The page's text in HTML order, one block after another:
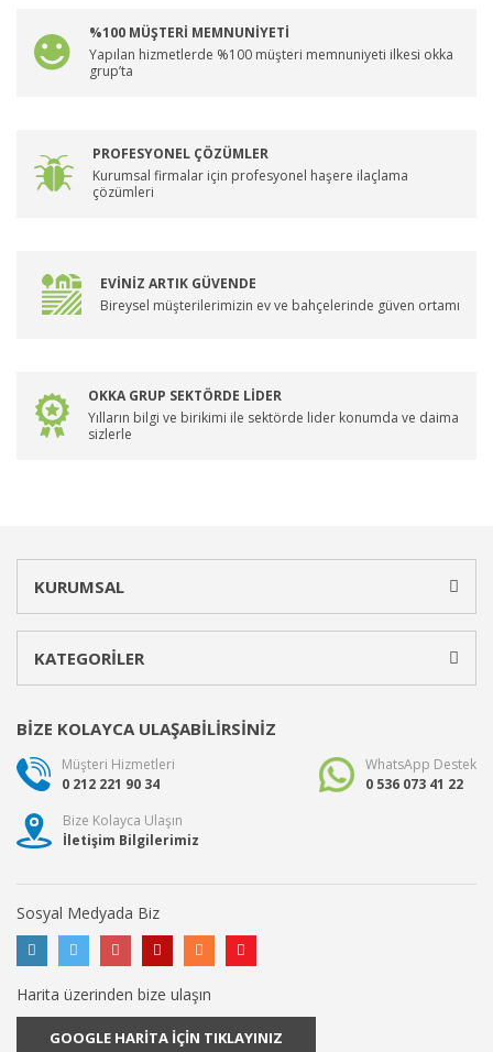
%100 MÜŞTERİ MEMNUNİYETİ
Yapılan hizmetlerde %100 müşteri memnuniyeti ilkesi okka
grup’ta
PROFESYONEL ÇÖZÜMLER
Kurumsal firmalar için profesyonel haşere ilaçlama
çözümleri
EVİNİZ ARTIK GÜVENDE
Bireysel müşterilerimizin ev ve bahçelerinde güven ortamı
OKKA GRUP SEKTÖRDE LİDER
Yılların bilgi ve birikimi ile sektörde lider konumda ve daima
sizlerle
KURUMSAL
KATEGORİLER
BİZE KOLAYCA ULAŞABİLİRSİNİZ
Müşteri Hizmetleri
0 212 221 90 34
WhatsApp Destek
0 536 073 41 22
Bize Kolayca Ulaşın
İletişim Bilgilerimiz
Sosyal Medyada Biz
Harita üzerinden bize ulaşın
GOOGLE HARİTA İÇİN TIKLAYINIZ